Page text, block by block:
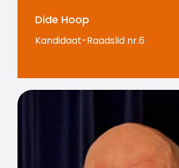
Dide Hoop
Kandidaat-Raadslid nr.6